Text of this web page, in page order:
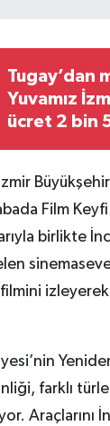
Tugay’dan
Yuvamız
ücret 2 bin
Film
birlikte
farklı
Araçlarını